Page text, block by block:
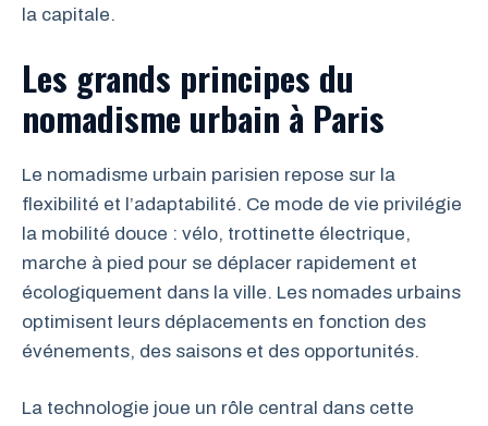
la capitale.
Les grands principes du
nomadisme urbain à Paris
Le nomadisme urbain parisien repose sur la
flexibilité et l’adaptabilité. Ce mode de vie privilégie
la mobilité douce : vélo, trottinette électrique,
marche à pied pour se déplacer rapidement et
écologiquement dans la ville. Les nomades urbains
optimisent leurs déplacements en fonction des
événements, des saisons et des opportunités.
La technologie joue un rôle central dans cette